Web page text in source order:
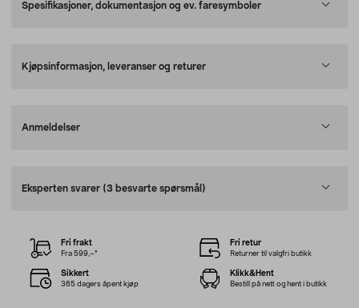
Spesifikasjoner, dokumentasjon og ev. faresymboler
Kjøpsinformasjon, leveranser og returer
Anmeldelser
Eksperten svarer (3 besvarte spørsmål)
Fri frakt
Fra 599,–*
Fri retur
Returner til valgfri butikk
Sikkert
365 dagers åpent kjøp
Klikk&Hent
Bestill på nett og hent i butikk